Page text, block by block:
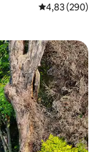
Évaluation
4,83 (290)